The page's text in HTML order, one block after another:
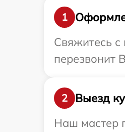
1
Свяжитесь с
перезвонит
2
Выезд
Наш мастер